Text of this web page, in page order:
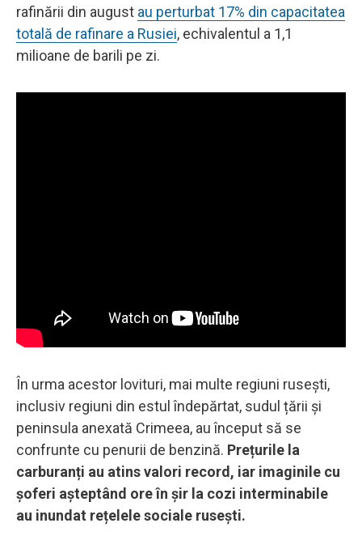
rafinării din august au perturbat 17% din capacitatea
totală de rafinare a Rusiei, echivalentul a 1,1
milioane de barili pe zi.
În urma acestor lovituri, mai multe regiuni rusești,
inclusiv regiuni din estul îndepărtat, sudul țării și
peninsula anexată Crimeea, au început să se
confrunte cu penurii de benzină. Prețurile la
carburanți au atins valori record, iar imaginile cu
șoferi așteptând ore în șir la cozi interminabile
au inundat rețelele sociale rusești.